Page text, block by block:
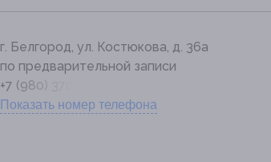
г. Белгород, ул. Костюкова, д. 36а
по предварительной записи
+7 (980) 370-20-20
Показать номер телефона